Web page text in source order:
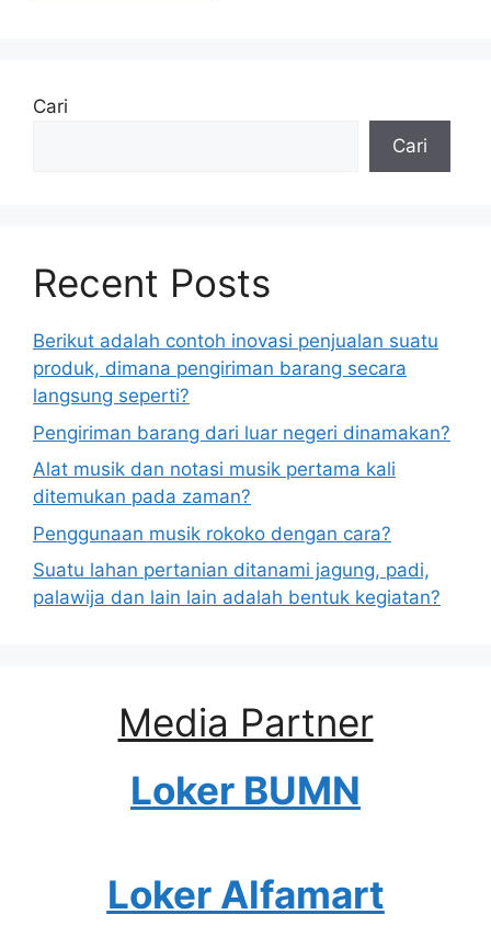
Cari
Cari
Recent Posts
Berikut adalah contoh inovasi penjualan suatu
produk, dimana pengiriman barang secara
langsung seperti?
Pengiriman barang dari luar negeri dinamakan?
Alat musik dan notasi musik pertama kali
ditemukan pada zaman?
Penggunaan musik rokoko dengan cara?
Suatu lahan pertanian ditanami jagung, padi,
palawija dan lain lain adalah bentuk kegiatan?
Media Partner
Loker BUMN
Loker Alfamart